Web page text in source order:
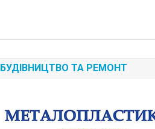
БУДІВНИЦТВО ТА РЕМОНТ